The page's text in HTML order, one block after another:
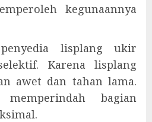
kegunaannya
lisplang ukir
Karena lisplang
awet dan tahan lama.
bagian